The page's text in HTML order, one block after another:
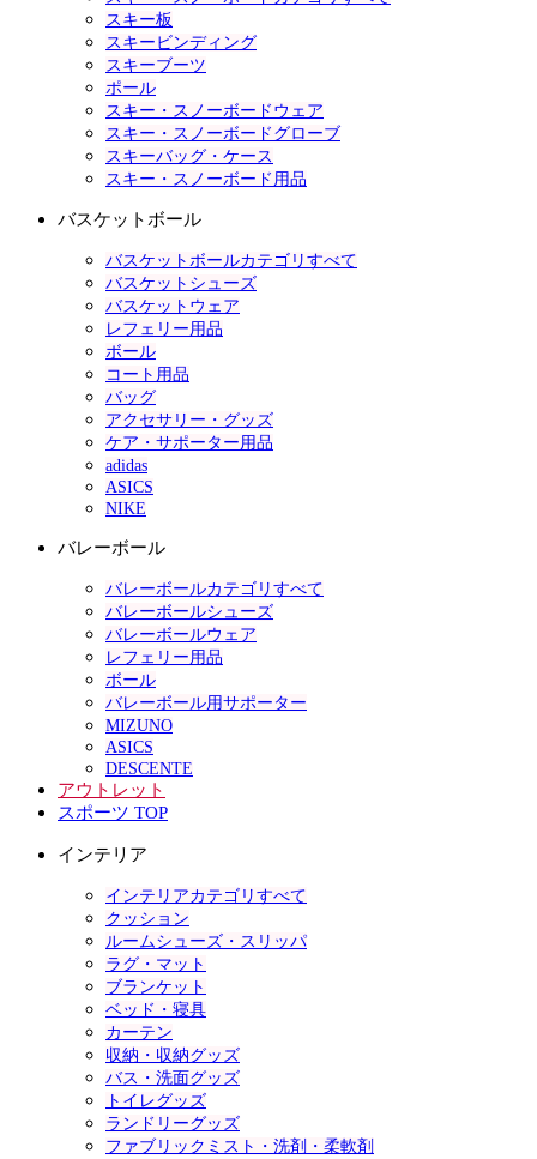
スキー板
スキービンディング
スキーブーツ
ポール
スキー・スノーボードウェア
スキー・スノーボードグローブ
スキーバッグ・ケース
スキー・スノーボード用品
バスケットボール
バスケットボールカテゴリすべて
バスケットシューズ
バスケットウェア
レフェリー用品
ボール
コート用品
バッグ
アクセサリー・グッズ
ケア・サポーター用品
adidas
ASICS
NIKE
バレーボール
バレーボールカテゴリすべて
バレーボールシューズ
バレーボールウェア
レフェリー用品
ボール
バレーボール用サポーター
MIZUNO
ASICS
DESCENTE
アウトレット
スポーツ TOP
インテリア
インテリアカテゴリすべて
クッション
ルームシューズ・スリッパ
ラグ・マット
ブランケット
ベッド・寝具
カーテン
収納・収納グッズ
バス・洗面グッズ
トイレグッズ
ランドリーグッズ
ファブリックミスト・洗剤・柔軟剤